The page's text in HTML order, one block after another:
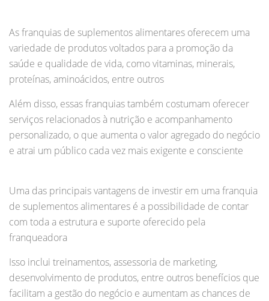
As franquias de suplementos alimentares oferecem uma
variedade de produtos voltados para a promoção da
saúde e qualidade de vida, como vitaminas, minerais,
proteínas, aminoácidos, entre outros
Além disso, essas franquias também costumam oferecer
serviços relacionados à nutrição e acompanhamento
personalizado, o que aumenta o valor agregado do negócio
e atrai um público cada vez mais exigente e consciente
Uma das principais vantagens de investir em uma franquia
de suplementos alimentares é a possibilidade de contar
com toda a estrutura e suporte oferecido pela
franqueadora
Isso inclui treinamentos, assessoria de marketing,
desenvolvimento de produtos, entre outros benefícios que
facilitam a gestão do negócio e aumentam as chances de